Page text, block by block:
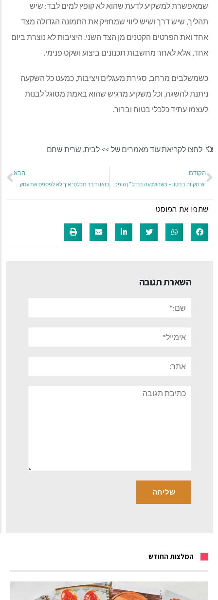
שמאפשרת למשקיע לדעת שהוא לא קופץ למים לבד: שיש
תהליך, שיש דרך ושיש ליווי שמחזיק את התמונה הגדולה מצד
אחד ואת הפרטים הקטנים מן הצד השני. היציבות לא נוצרת ביום
אחד, אלא לאחר מחשבות תכנונים ביצוע ושקט פנימי.
כשמשלבים מרחב, סגירת מעגלים ויציבות, כמעט כל השקעה
ניתנת להשגה, וכל משקיע מרגיש שהוא באמת מסוגל לבנות
לעצמו עתיד כלכלי בטוח וברור.
לחצו לקריאת עוד מאמרים של >> לבית, שרית שחם
הקודם הבא
שתפו את הפוסט
השארת תגובה
תגובה
המלצות החודש